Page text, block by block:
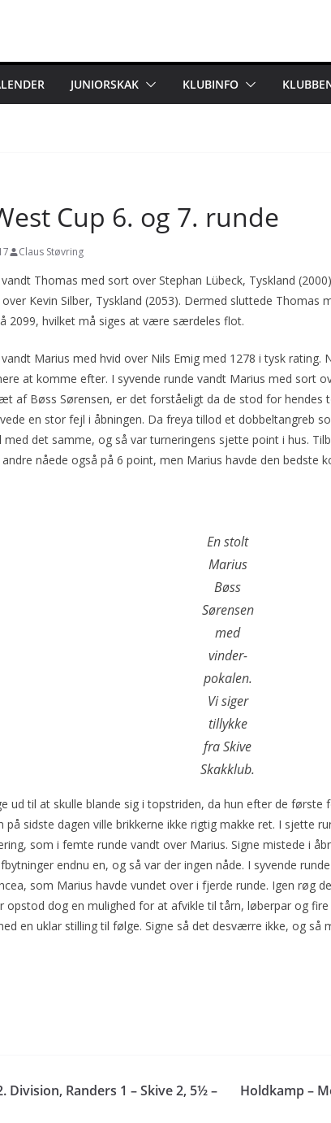
JUNIORSKAK KLUBINFO
Cup 6. og 7. runde
Claus Støvring
Thomas med sort over Stephan Lübeck, Tyskland
Kevin Silber, Tyskland (2053). Dermed sluttede
2099, hvilket må siges at være særdeles flot.
Marius med hvid over Nils Emig med 1278 i tysk rating.
at komme efter. I syvende runde vandt Marius med sort
af Bøss Sørensen, er det forståeligt da de stod for hendes
en stor fejl i åbningen. Da freya tillod et dobbeltangreb
med det samme, og så var turneringens sjette point i hus.
nåede også på 6 point, men Marius havde den bedste
En stolt
Marius
Bøss
Sørensen
med
vinder-
pokalen.
Vi siger
tillykke
fra Skive
Skakklub.
ud til at skulle blande sig i topstriden, da hun efter de første
på sidste dagen ville brikkerne ikke rigtig makke ret. I sjette
som i femte runde vandt over Marius. Signe mistede i
endnu en, og så var der ingen nåde. I syvende
som Marius havde vundet over i fjerde runde. Igen røg
opstod dog en mulighed for at afvikle til tårn, løberpar og
en uklar stilling til følge. Signe så det desværre ikke, og så
Division, Randers 1 – Skive 2, 5½ –
Holdkamp –